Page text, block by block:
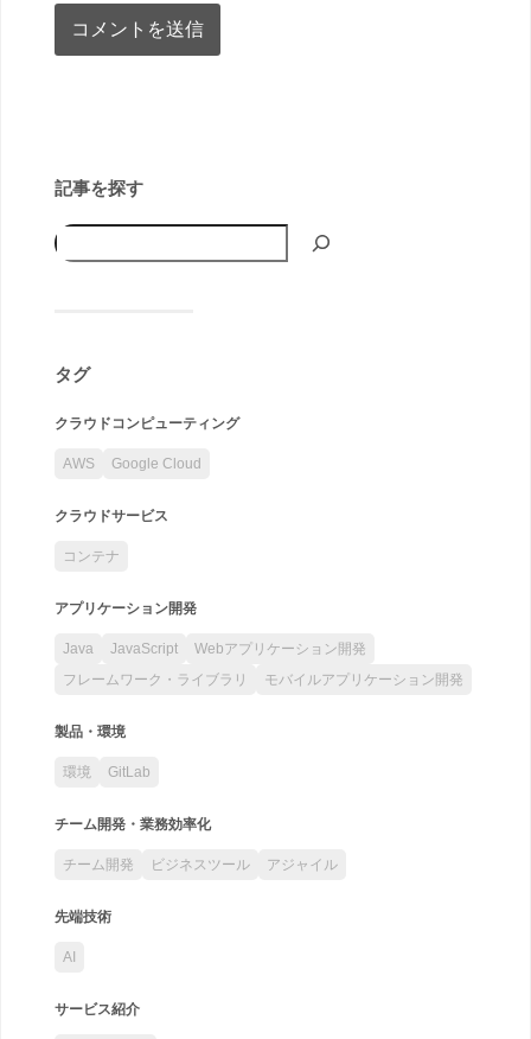
記事を探す
タグ
クラウドコンピューティング
AWS Google Cloud
クラウドサービス
コンテナ
アプリケーション開発
Java JavaScript
Webアプリケーション開発
フレームワーク・ライブラリ
モバイルアプリケーション開発
製品・環境
環境 GitLab
チーム開発・業務効率化
チーム開発 ビジネスツール アジャイル
先端技術
AI
サービス紹介